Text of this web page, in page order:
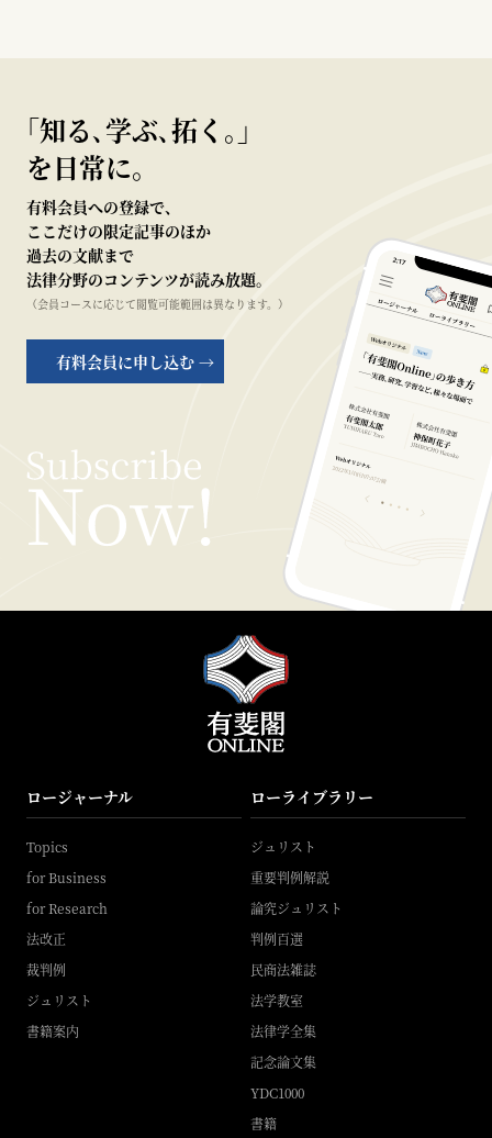
｢知る､学ぶ､拓く｡｣
を日常に。
有料会員への登録で、
ここだけの限定記事のほか
過去の文献まで
法律分野のコンテンツが読み放題。
（会員コースに応じて閲覧可能範囲は異なります。）
有料会員に申し込む →
ロージャーナル
Topics
for Business
for Research
法改正
裁判例
ジュリスト
書籍案内
ローライブラリー
ジュリスト
重要判例解説
論究ジュリスト
判例百選
民商法雑誌
法学教室
法律学全集
記念論文集
YDC1000
書籍